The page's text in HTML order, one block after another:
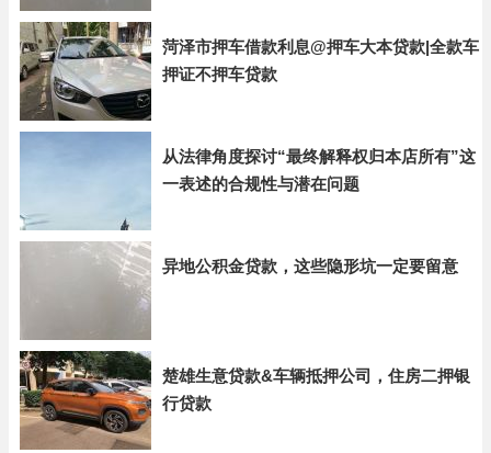
菏泽市押车借款利息@押车大本贷款|全款车
押证不押车贷款
从法律角度探讨“最终解释权归本店所有”这
一表述的合规性与潜在问题
异地公积金贷款，这些隐形坑一定要留意
楚雄生意贷款&车辆抵押公司，住房二押银
行贷款